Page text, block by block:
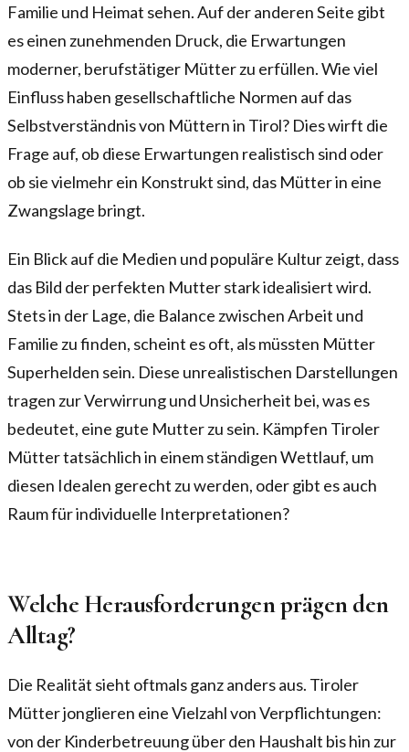
Familie und Heimat sehen. Auf der anderen Seite gibt
es einen zunehmenden Druck, die Erwartungen
moderner, berufstätiger Mütter zu erfüllen. Wie viel
Einfluss haben gesellschaftliche Normen auf das
Selbstverständnis von Müttern in Tirol? Dies wirft die
Frage auf, ob diese Erwartungen realistisch sind oder
ob sie vielmehr ein Konstrukt sind, das Mütter in eine
Zwangslage bringt.
Ein Blick auf die Medien und populäre Kultur zeigt, dass
das Bild der perfekten Mutter stark idealisiert wird.
Stets in der Lage, die Balance zwischen Arbeit und
Familie zu finden, scheint es oft, als müssten Mütter
Superhelden sein. Diese unrealistischen Darstellungen
tragen zur Verwirrung und Unsicherheit bei, was es
bedeutet, eine gute Mutter zu sein. Kämpfen Tiroler
Mütter tatsächlich in einem ständigen Wettlauf, um
diesen Idealen gerecht zu werden, oder gibt es auch
Raum für individuelle Interpretationen?
Welche Herausforderungen prägen den
Alltag?
Die Realität sieht oftmals ganz anders aus. Tiroler
Mütter jonglieren eine Vielzahl von Verpflichtungen:
von der Kinderbetreuung über den Haushalt bis hin zur